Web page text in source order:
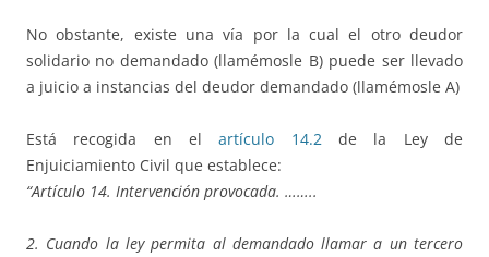
No obstante, existe una vía por la cual el otro deudor
solidario no demandado (llamémosle B) puede ser llevado
a juicio a instancias del deudor demandado (llamémosle A)
Está recogida en elartículo 14.2 de la Ley de
Enjuiciamiento Civil que establece:
“Artículo 14. Intervención provocada. ……..
2. Cuando la ley permita al demandado llamar a un tercero